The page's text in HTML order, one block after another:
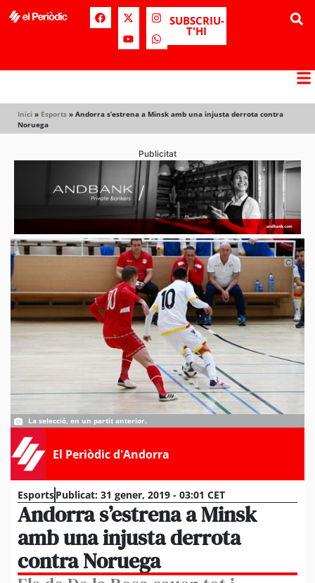
SUBSCRIU-
T'HI
Inici » Esports » Andorra s’estrena a Minsk amb una injusta derrota contra
Noruega
Publicitat
La selecció, en un partit anterior.
El Periòdic d'Andorra
EsportsPublicat: 31 gener, 2019 - 03:01 CET
Andorra s’estrena a Minsk
amb una injusta derrota
contra Noruega